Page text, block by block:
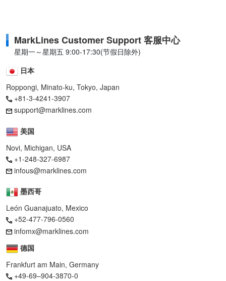
MarkLines Customer Support 客服中心
星期一～星期五 9:00-17:30(节假日除外)
日本
Roppongi, Minato-ku, Tokyo, Japan
+81-3-4241-3907
support@marklines.com
美国
Novi, Michigan, USA
+1-248-327-6987
infous@marklines.com
墨西哥
León Guanajuato, Mexico
+52-477-796-0560
infomx@marklines.com
德国
Frankfurt am Main, Germany
+49-69–904-3870-0